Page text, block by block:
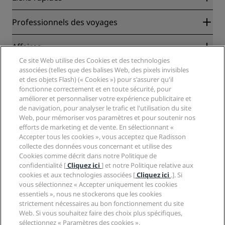
Radisson Rewards
Blog
Nouveaux et futurs hôtels
Application Radisson Hotels
Hôtels adaptés aux sportifs
Hôtels adaptés aux Familles
Santé et sécurité
Professionnels des voyages
Partenaires
Agents de voyages
Affaires
Radisson Hotel Group
Médias
Carrières RHG
Carrières PPHE
Carrières EHL
The Club by RHG
Opportunités de développement
Entreprise responsable
Approvisionnement
Légal
Centre de confidentialité
Mentions légales
Conditions générales Radisson Rewards
Contrat d’utilisation du site
Accessibilité numérique
Déclaration sur l’esclavage moderne
Aide
Avis aux consommateurs
Contact
FAQ
Plan du site
Médias sociaux
Marques Radisson Hotels
Ce site Web utilise des Cookies et des technologies
associées (telles que des balises Web, des pixels invisibles
et des objets Flash) (« Cookies ») pour s'assurer qu'il
fonctionne correctement et en toute sécurité, pour
améliorer et personnaliser votre expérience publicitaire et
de navigation, pour analyser le trafic et l'utilisation du site
Web, pour mémoriser vos paramètres et pour soutenir nos
efforts de marketing et de vente. En sélectionnant «
Accepter tous les cookies », vous acceptez que Radisson
collecte des données vous concernant et utilise des
Cookies comme décrit dans notre Politique de
confidentialité [Cliquez ici] et notre Politique relative aux
cookies et aux technologies associées [Cliquez ici .]. Si
vous sélectionnez « Accepter uniquement les cookies
essentiels », nous ne stockerons que les cookies
strictement nécessaires au bon fonctionnement du site
Web. Si vous souhaitez faire des choix plus spécifiques,
sélectionnez « Paramètres des cookies ».